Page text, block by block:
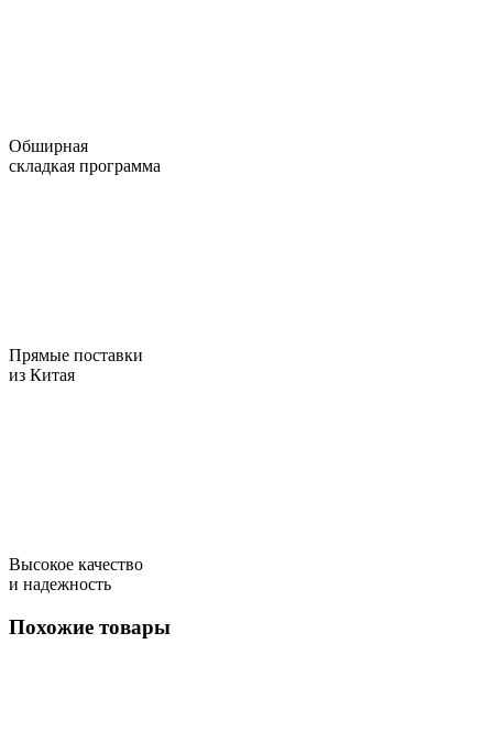
Обширная
складкая программа
Прямые поставки
из Китая
Высокое качество
и надежность
Похожие товары